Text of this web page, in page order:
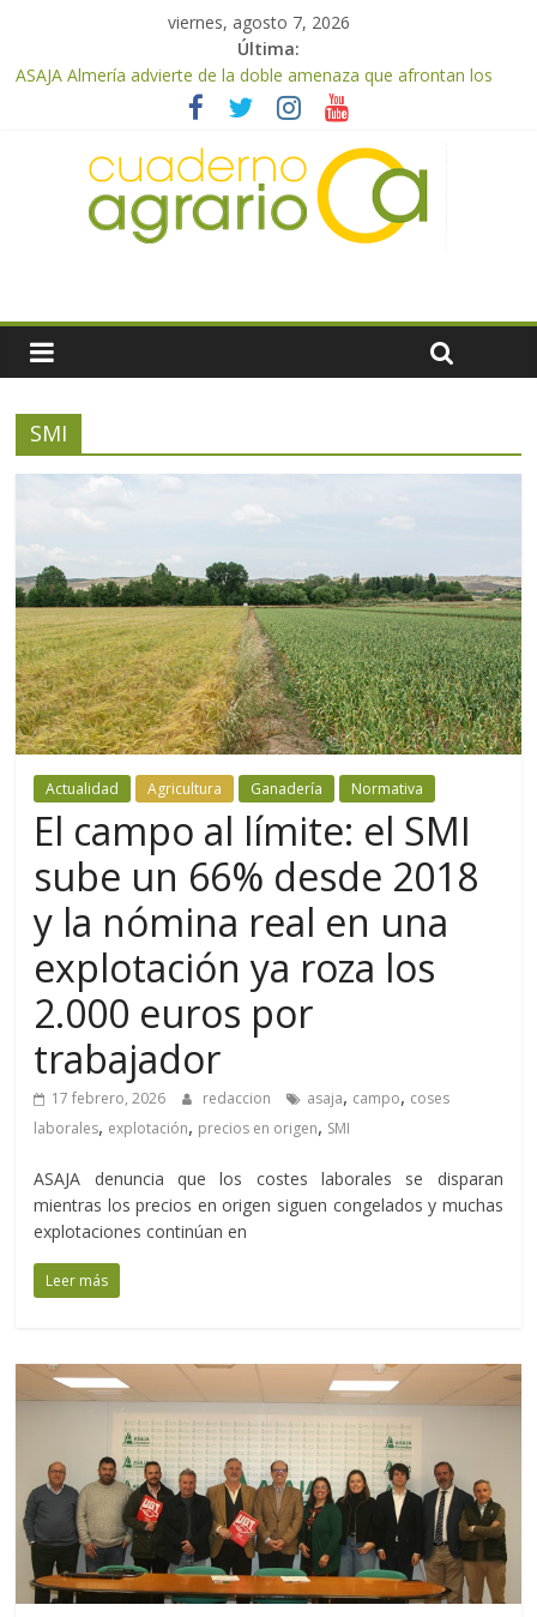
viernes, agosto 7, 2026
Última:
ASAJA Almería advierte de la doble amenaza que afrontan los
cítricos: la clorosis y la caída de los precios
ASAJA Almería: las primeras recolecciones de almendra
confirman una cosecha desigual marcada por las inclemencias
meteorológicas y la incertidumbre en los precios
El Ministerio de Agricultura, Pesca y Alimentación autoriza el
pago de 85 millones adicionales de ayudas de la PAC de
Cooperativas Agro-alimentarias de Andalucía celebra la
activación del mecanismo de regulación de oferta de aceite de
SMI
Actualidad Agricultura Ganadería Normativa
El campo al límite: el SMI
sube un 66% desde 2018
y la nómina real en una
explotación ya roza los
2.000 euros por
trabajador
17 febrero, 2026 redaccion asaja, campo, coses
laborales, explotación, precios en origen, SMI
ASAJA denuncia que los costes laborales se disparan
mientras los precios en origen siguen congelados y muchas
explotaciones continúan en
Leer más